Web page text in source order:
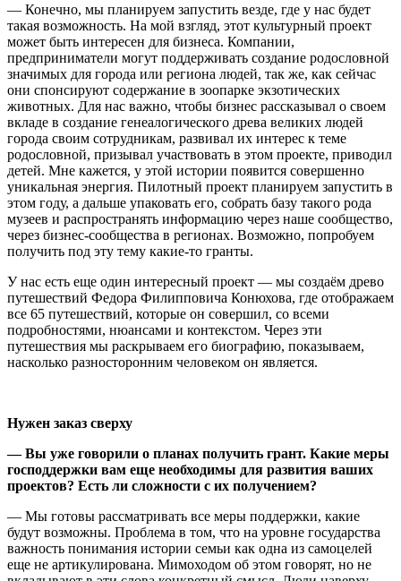
— Конечно, мы планируем запустить везде, где у нас будет
такая возможность. На мой взгляд, этот культурный проект
может быть интересен для бизнеса. Компании,
предприниматели могут поддерживать создание родословной
значимых для города или региона людей, так же, как сейчас
они спонсируют содержание в зоопарке экзотических
животных. Для нас важно, чтобы бизнес рассказывал о своем
вкладе в создание генеалогического древа великих людей
города своим сотрудникам, развивал их интерес к теме
родословной, призывал участвовать в этом проекте, приводил
детей. Мне кажется, у этой истории появится совершенно
уникальная энергия. Пилотный проект планируем запустить в
этом году, а дальше упаковать его, собрать базу такого рода
музеев и распространять информацию через наше сообщество,
через бизнес-сообщества в регионах. Возможно, попробуем
получить под эту тему какие-то гранты.
У нас есть еще один интересный проект — мы создаём древо
путешествий Федора Филипповича Конюхова, где отображаем
все 65 путешествий, которые он совершил, со всеми
подробностями, нюансами и контекстом. Через эти
путешествия мы раскрываем его биографию, показываем,
насколько разносторонним человеком он является.
Нужен заказ сверху
— Вы уже говорили о планах получить грант. Какие меры
господдержки вам еще необходимы для развития ваших
проектов? Есть ли сложности с их получением?
— Мы готовы рассматривать все меры поддержки, какие
будут возможны. Проблема в том, что на уровне государства
важность понимания истории семьи как одна из самоцелей
еще не артикулирована. Мимоходом об этом говорят, но не